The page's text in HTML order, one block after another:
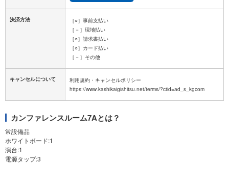
決済方法
［○］事前支払い
［－］現地払い
［○］請求書払い
［○］カード払い
［－］その他
キャンセルについて
利用規約・キャンセルポリシー
カンファレンスルーム7Aとは？
常設備品
ホワイトボード:1
演台:1
電源タップ:3